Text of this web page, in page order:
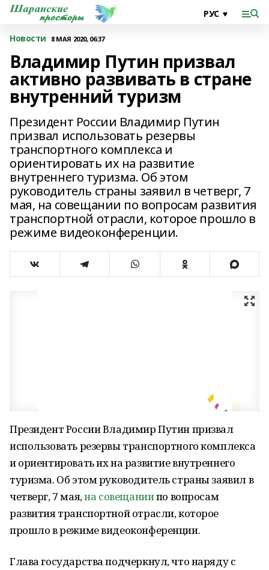
Новости 8 МАЯ 2020, 06:37
Владимир Путин призвал
активно развивать в стране
внутренний туризм
Президент России Владимир Путин
призвал использовать резервы
транспортного комплекса и
ориентировать их на развитие
внутреннего туризма. Об этом
руководитель страны заявил в четверг, 7
мая, на совещании по вопросам развития
транспортной отрасли, которое прошло в
режиме видеоконференции.
Президент России Владимир Путин призвал
использовать резервы транспортного комплекса
и ориентировать их на развитие внутреннего
туризма. Об этом руководитель страны заявил в
четверг, 7 мая,на совещаниипо вопросам
развития транспортной отрасли, которое
прошло в режиме видеоконференции.
Глава государства подчеркнул, что наряду с